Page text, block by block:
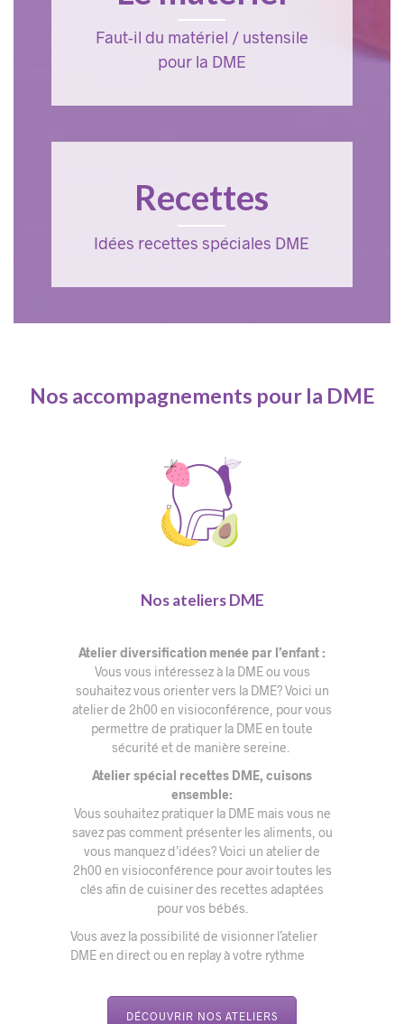
Faut-il du matériel / ustensile
pour la DME
Recettes
Idées recettes spéciales DME
Nos accompagnements pour la DME
Nos ateliers DME
Atelier diversification menée par l’enfant :
Vous vous intéressez à la DME ou vous
souhaitez vous orienter vers la DME? Voici un
atelier de 2h00 en visioconférence, pour vous
permettre de pratiquer la DME en toute
sécurité et de manière sereine.
Atelier spécial recettes DME, cuisons
ensemble:
Vous souhaitez pratiquer la DME mais vous ne
savez pas comment présenter les aliments, ou
vous manquez d’idées? Voici un atelier de
2h00 en visioconférence pour avoir toutes les
clés afin de cuisiner des recettes adaptées
pour vos bébés.
Vous avez la possibilité de visionner l’atelier
DME en direct ou en replay à votre rythme
DÉCOUVRIR NOS ATELIERS